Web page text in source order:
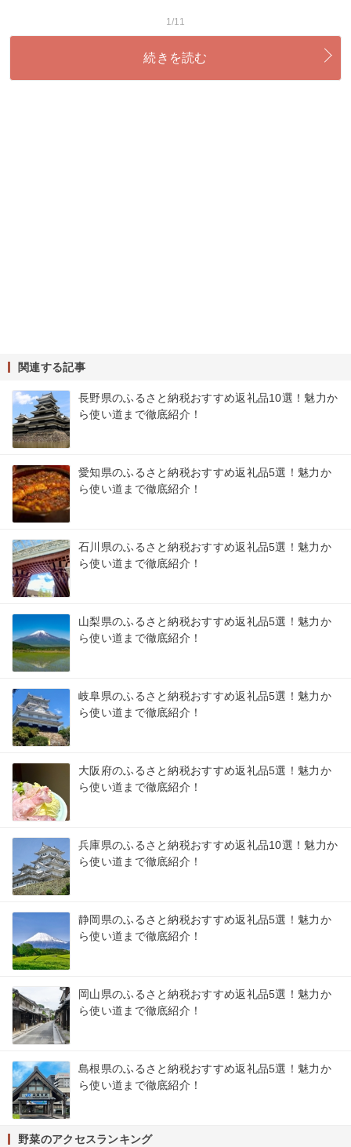
1/11
続きを読む
関連する記事
長野県のふるさと納税おすすめ返礼品10選！魅力か
ら使い道まで徹底紹介！
愛知県のふるさと納税おすすめ返礼品5選！魅力か
ら使い道まで徹底紹介！
石川県のふるさと納税おすすめ返礼品5選！魅力か
ら使い道まで徹底紹介！
山梨県のふるさと納税おすすめ返礼品5選！魅力か
ら使い道まで徹底紹介！
岐阜県のふるさと納税おすすめ返礼品5選！魅力か
ら使い道まで徹底紹介！
大阪府のふるさと納税おすすめ返礼品5選！魅力か
ら使い道まで徹底紹介！
兵庫県のふるさと納税おすすめ返礼品10選！魅力か
ら使い道まで徹底紹介！
静岡県のふるさと納税おすすめ返礼品5選！魅力か
ら使い道まで徹底紹介！
岡山県のふるさと納税おすすめ返礼品5選！魅力か
ら使い道まで徹底紹介！
島根県のふるさと納税おすすめ返礼品5選！魅力か
ら使い道まで徹底紹介！
野菜のアクセスランキング